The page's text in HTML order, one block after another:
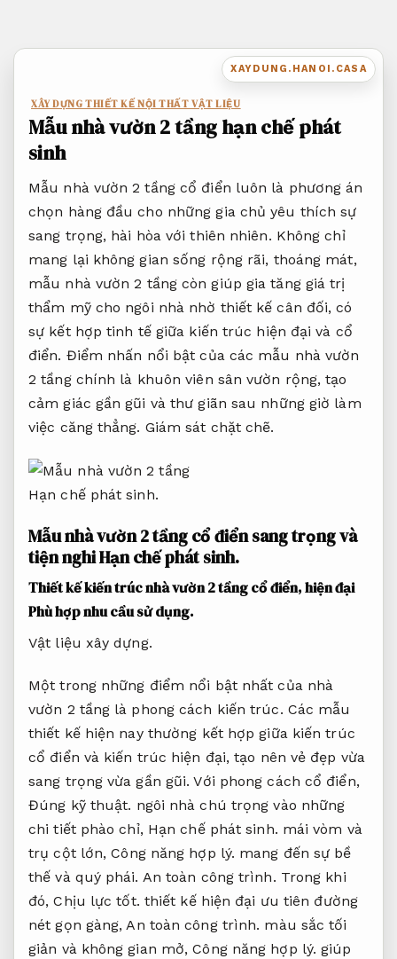
nội
XAYDUNG.HANOI.CASA
XÂY DỰNG THIẾT KẾ NỘI THẤT VẬT LIỆU
Mẫu nhà vườn 2 tầng hạn chế phát
sinh
Mẫu nhà vườn 2 tầng cổ điển luôn là phương án
chọn hàng đầu cho những gia chủ yêu thích sự
sang trọng, hài hòa với thiên nhiên. Không chỉ
mang lại không gian sống rộng rãi, thoáng mát,
mẫu nhà vườn 2 tầng còn giúp gia tăng giá trị
thẩm mỹ cho ngôi nhà nhờ thiết kế cân đối, có
sự kết hợp tinh tế giữa kiến trúc hiện đại và cổ
điển. Điểm nhấn nổi bật của các mẫu nhà vườn
2 tầng chính là khuôn viên sân vườn rộng, tạo
cảm giác gần gũi và thư giãn sau những giờ làm
việc căng thẳng. Giám sát chặt chẽ.
Hạn chế phát sinh.
Mẫu nhà vườn 2 tầng cổ điển sang trọng và
tiện nghiHạn chế phát sinh.
Thiết kế kiến trúc nhà vườn 2 tầng cổ điển, hiện đại
Phù hợp nhu cầu sử dụng.
Vật liệu xây dựng.
Một trong những điểm nổi bật nhất của nhà
vườn 2 tầng là phong cách kiến trúc. Các mẫu
thiết kế hiện nay thường kết hợp giữa kiến trúc
cổ điển và kiến trúc hiện đại, tạo nên vẻ đẹp vừa
sang trọng vừa gần gũi. Với phong cách cổ điển,
Đúng kỹ thuật. ngôi nhà chú trọng vào những
chi tiết phào chỉ, Hạn chế phát sinh. mái vòm và
trụ cột lớn,Công năng hợp lý. mang đến sự bề
thế và quý phái. An toàn công trình. Trong khi
đó,Chịu lực tốt. thiết kế hiện đại ưu tiên đường
nét gọn gàng,An toàn công trình. màu sắc tối
giản và không gian mở,Công năng hợp lý. giúp